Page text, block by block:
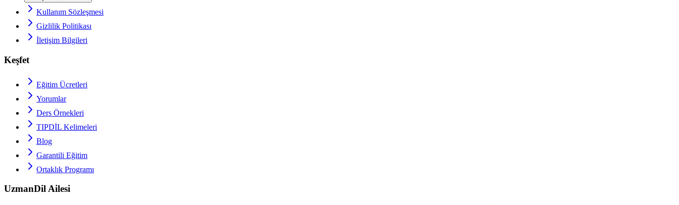
Kullanım Sözleşmesi
Gizlilik Politikası
İletişim Bilgileri
Keşfet
Eğitim Ücretleri
Yorumlar
Ders Örnekleri
TIPDİL Kelimeleri
Blog
Garantili Eğitim
Ortaklık Programı
UzmanDil Ailesi